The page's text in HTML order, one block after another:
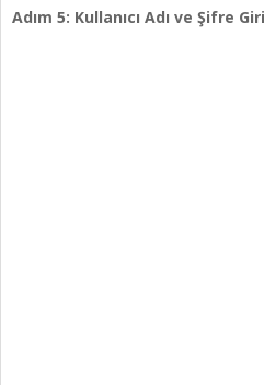
Adım 5: Kullanıcı Adı ve Şifre